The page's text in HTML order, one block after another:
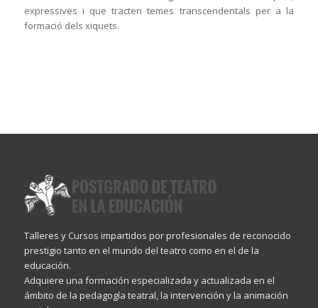
expressives i que tracten temes transcendentals per a la
formació dels xiquets.
Talleres y Cursos impartidos por profesionales de reconocido
prestigio tanto en el mundo del teatro como en el de la
educación.
Adquiere una formación especializada y actualizada en el
ámbito de la pedagogía teatral, la intervención y la animación